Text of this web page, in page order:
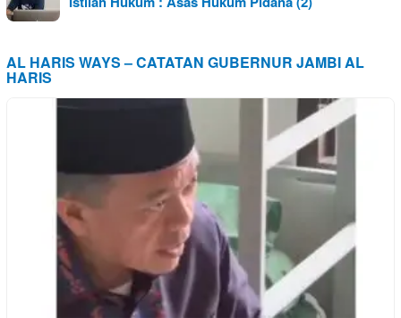
AL HARIS WAYS – CATATAN GUBERNUR JAMBI AL
HARIS